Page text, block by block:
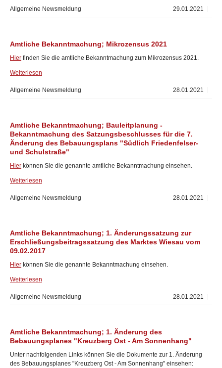
29.01.2021
Allgemeine Newsmeldung
Amtliche Bekanntmachung; Mikrozensus 2021
Hier finden Sie die amtliche Bekanntmachung zum Mikrozensus 2021.
Weiterlesen
28.01.2021
Allgemeine Newsmeldung
Amtliche Bekanntmachung; Bauleitplanung -
Bekanntmachung des Satzungsbeschlusses für die 7.
Änderung des Bebauungsplans "Südlich Friedenfelser-
und Schulstraße"
Hier können Sie die genannte amtliche Bekanntmachung einsehen.
Weiterlesen
28.01.2021
Allgemeine Newsmeldung
Amtliche Bekanntmachung; 1. Änderungssatzung zur
Erschließungsbeitragssatzung des Marktes Wiesau vom
09.02.2017
Hier können Sie die genannte Bekanntmachung einsehen.
Weiterlesen
28.01.2021
Allgemeine Newsmeldung
Amtliche Bekanntmachung; 1. Änderung des
Bebauungsplanes "Kreuzberg Ost - Am Sonnenhang"
Unter nachfolgenden Links können Sie die Dokumente zur 1. Änderung
des Bebauungsplanes "Kreuzberg Ost - Am Sonnenhang" einsehen: